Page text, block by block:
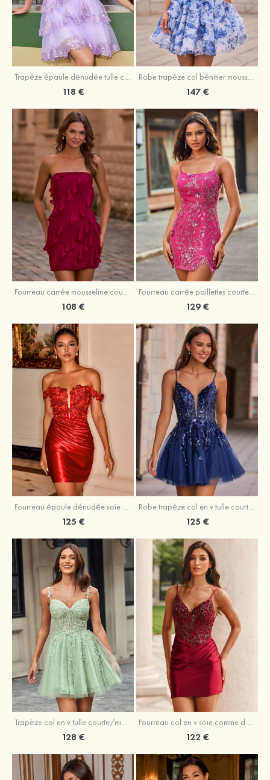
Trapèze épaule dénudée tulle courte/mini robe de fête de la rentrée avec paillettes
118 €
Robe trapèze col bénitier mousseline courte/mini robe de fête de la rentrée avec appliqué
147 €
Fourreau carrée mousseline courte/mini robe de fête de la rentré avec volants
108 €
Fourreau carrée paillettes courte/mini robe de fête de la rentrée
129 €
Fourreau épaule dénudée soie comme du satin courte/mini robe de fête de la rentrée
125 €
Robe trapèze col en v tulle courte/mini robe de fête de la rentrée avec poches paillettes
125 €
128 € 122 €